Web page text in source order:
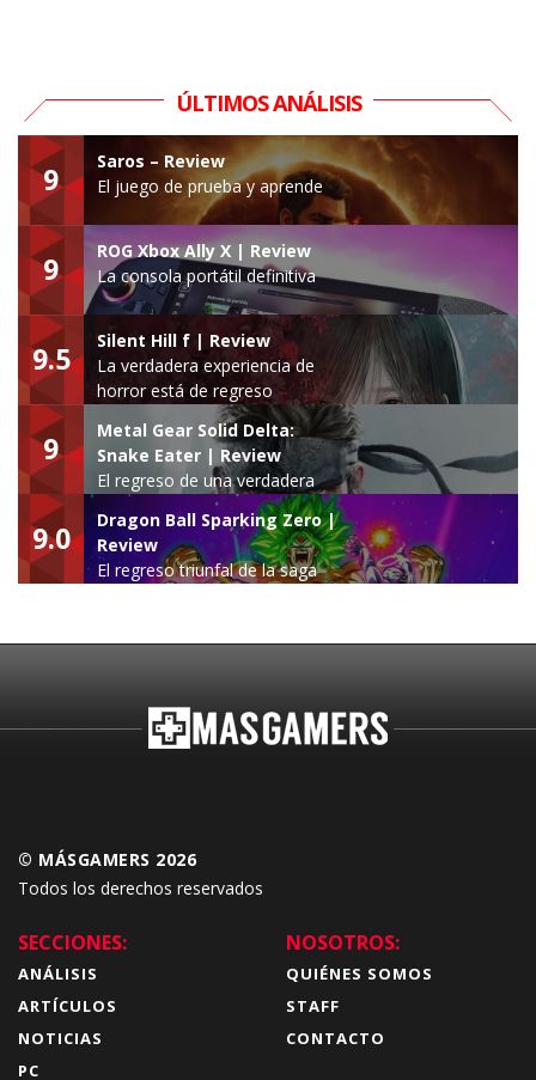
ÚLTIMOS ANÁLISIS
9
Saros – Review
El juego de prueba y aprende
9
ROG Xbox Ally X | Review
La consola portátil definitiva
9.5
Silent Hill f | Review
La verdadera experiencia de
horror está de regreso
9
Metal Gear Solid Delta:
Snake Eater | Review
El regreso de una verdadera
leyenda
9.0
Dragon Ball Sparking Zero |
Review
El regreso triunfal de la saga
© MÁSGAMERS 2026
Todos los derechos reservados
SECCIONES:
ANÁLISIS
ARTÍCULOS
NOTICIAS
PC
NOSOTROS:
QUIÉNES SOMOS
STAFF
CONTACTO